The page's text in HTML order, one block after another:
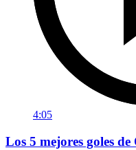
4:05
Los 5 mejores goles